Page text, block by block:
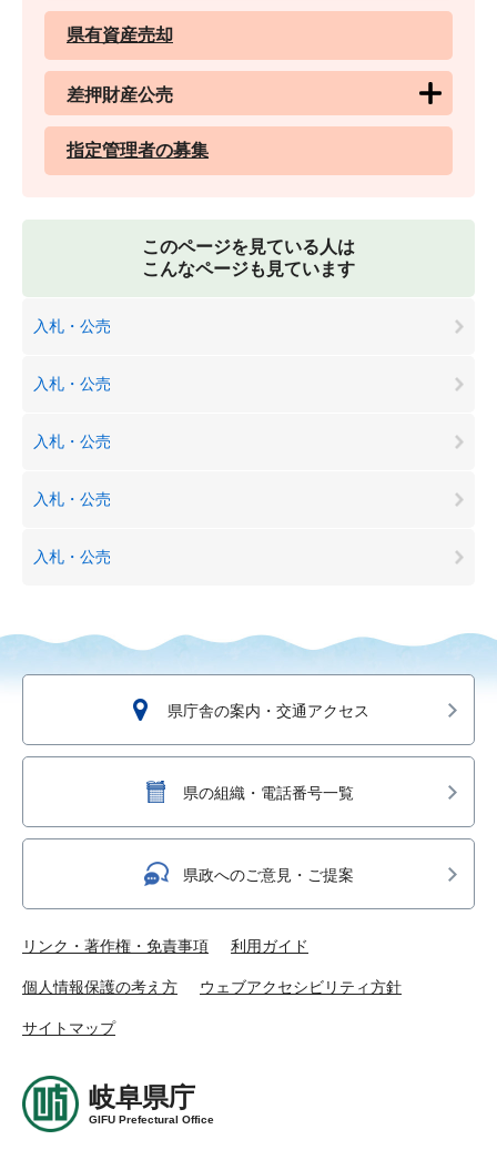
県有資産売却
差押財産公売
指定管理者の募集
このページを見ている人は
こんなページも見ています
入札・公売
入札・公売
入札・公売
入札・公売
入札・公売
県庁舎の案内・交通アクセス
県の組織・電話番号一覧
県政へのご意見・ご提案
リンク・著作権・免責事項 利用ガイド
個人情報保護の考え方 ウェブアクセシビリティ方針
サイトマップ
岐阜県庁
GIFU Prefectural Office